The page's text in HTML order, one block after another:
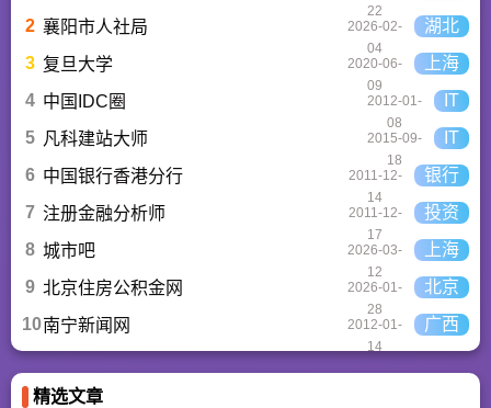
22
2 襄阳市人社局
2026-02-
04
湖北
3 复旦大学
2020-06-
09
上海
4 中国IDC圈
2012-01-
08
IT
5 凡科建站大师
2015-09-
18
IT
6 中国银行香港分行
2011-12-
14
银行
7 注册金融分析师
2011-12-
17
投资
8 城市吧
2026-03-
12
上海
9 北京住房公积金网
2026-01-
28
北京
10南宁新闻网
2012-01-
14
广西
精选文章